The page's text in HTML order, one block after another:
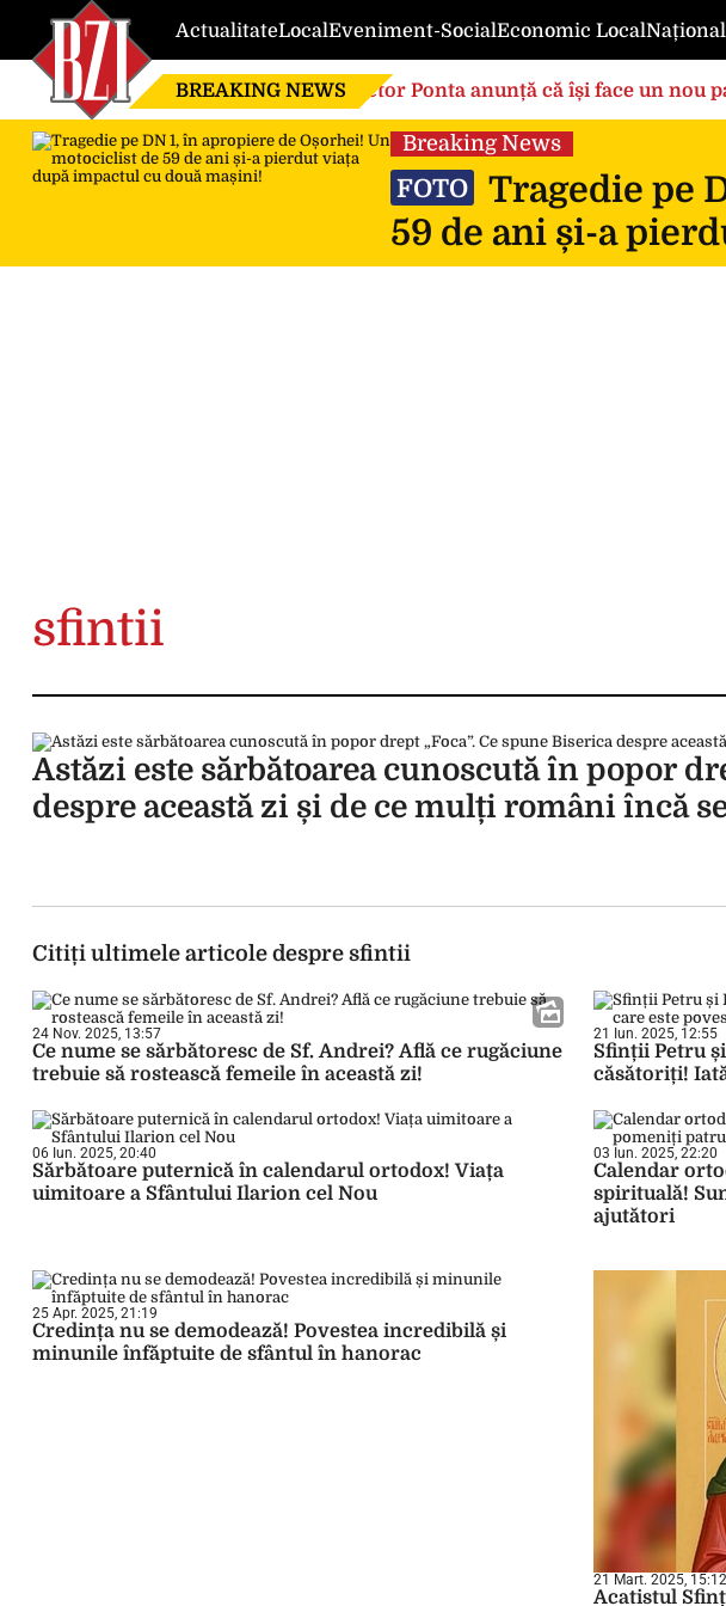
ActualitateLocalEveniment-SocialEconomic LocalNațional
BREAKING NEWS Victor Ponta anunță că își face un nou
globalistă”
Breaking News
FOTO
Tragedie pe
59 de ani și-a
sfintii
Astăzi este sărbătoarea cunoscută în popor
despre această zi și de ce mulți români încă
Citiți ultimele articole despre sfintii
24 Nov. 2025, 13:57
Ce nume se sărbătoresc de Sf. Andrei? Află ce rugăciune
trebuie să rostească femeile în această zi!
21 Iun. 2025, 12:55
Sfinții Petru
căsătoriți!
06 Iun. 2025, 20:40
Sărbătoare puternică în calendarul ortodox! Viața
uimitoare a Sfântului Ilarion cel Nou
03 Iun. 2025, 22:20
Calendar
spirituală!
ajutători
25 Apr. 2025, 21:19
Credința nu se demodează! Povestea incredibilă și
minunile înfăptuite de sfântul în hanorac
21 Mart. 2025, 15:12
Acatistul